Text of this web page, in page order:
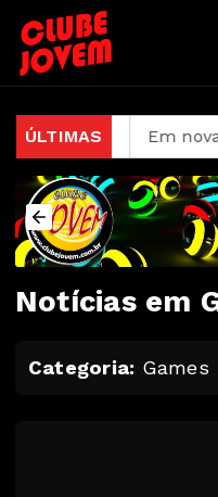
ÚLTIMAS
em 2027 Em
Notícias em
Categoria: Games